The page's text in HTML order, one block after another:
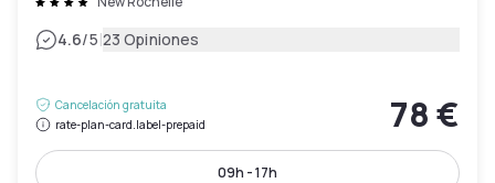
4.6/5|23 Opiniones
Cancelación gratuita
rate-plan-card.label-prepaid
78 €
09h - 17h